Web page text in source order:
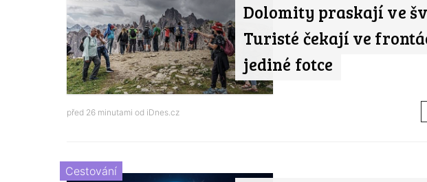
Dolomity praskají ve
Turisté čekají ve
jediné fotce
před 26 minutami od iDnes.cz
Cestování